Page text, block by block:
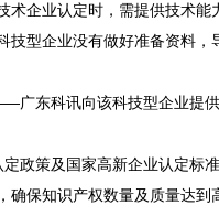
术企业认定时，需提供技术
技型企业没有做好准备资料，
广东科讯向该科技型企业提
政策及国家高新企业认定标
确保知识产权数量及质量达到